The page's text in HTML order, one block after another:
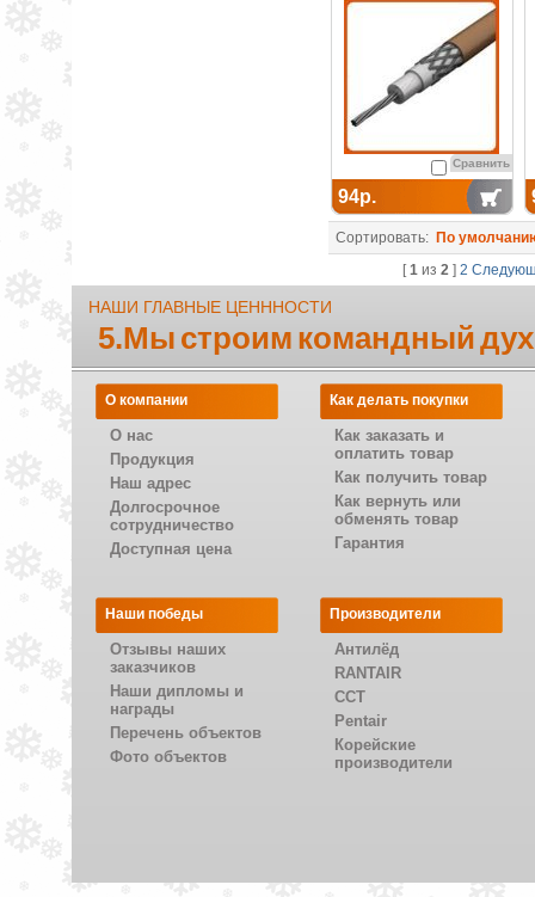
Сравнить
94р.
Сортировать: По
[1из 2] 2
НАШИ ГЛАВНЫЕ ЦЕНННОСТИ
5.Мы строим командный
О компании
О нас
Продукция
Наш адрес
Долгосрочное
сотрудничество
Доступная цена
Как делать покупки
Как заказать и
оплатить товар
Как получить товар
Как вернуть или
обменять товар
Гарантия
Наши победы
Отзывы наших
заказчиков
Наши дипломы и
награды
Перечень объектов
Фото объектов
Производители
Антилёд
RANTAIR
CCT
Pentair
Корейские
производители